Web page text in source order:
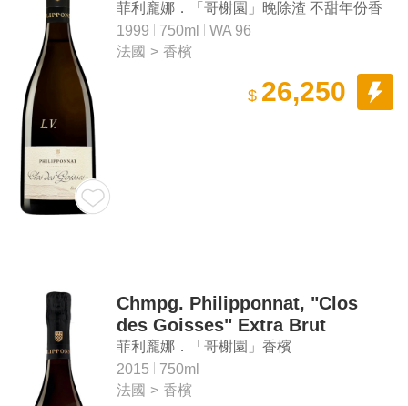
菲利龐娜．「哥榭園」晚除渣 不甜年份香
檳
1999 750ml
WA 96
法國 > 香檳
$ 26,250
Chmpg. Philipponnat, "Clos
des Goisses" Extra Brut
菲利龐娜．「哥榭園」香檳
2015
750ml
法國 > 香檳